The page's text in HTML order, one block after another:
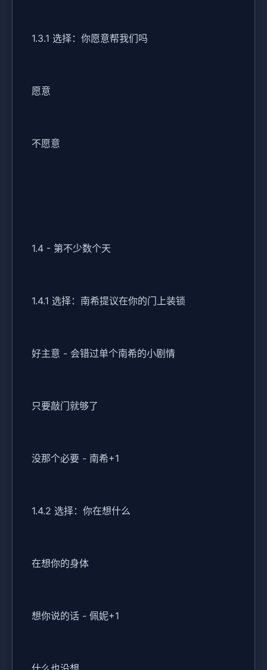
1.3.1 选择：你愿意帮我们吗
愿意
不愿意
1.4 - 第不少数个天
1.4.1 选择：南希提议在你的门上装锁
好主意 - 会错过单个南希的小剧情
只要敲门就够了
没那个必要 - 南希+1
1.4.2 选择：你在想什么
在想你的身体
想你说的话 - 佩妮+1